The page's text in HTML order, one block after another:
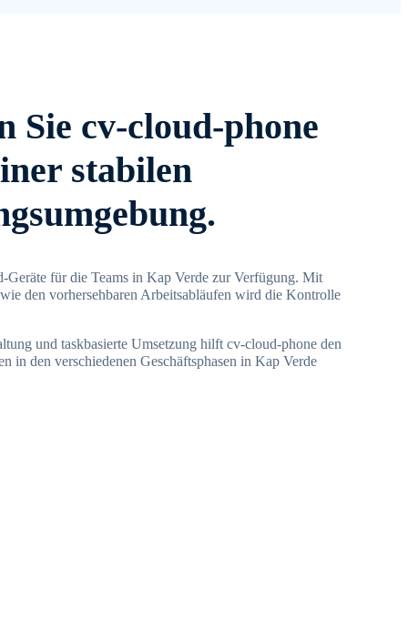
Sie cv-cloud-phone
stabilen
Geräte für die Teams in Kap Verde zur Verfügung. Mit
den vorhersehbaren Arbeitsabläufen wird die Kontrolle
und taskbasierte Umsetzung hilft cv-cloud-phone den
in den verschiedenen Geschäftsphasen in Kap Verde